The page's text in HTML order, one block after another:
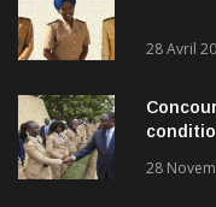
28 Avril
28